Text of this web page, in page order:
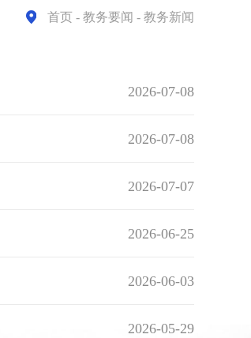
首页 - 教务要闻 - 教务新闻
2026-07-08
2026-07-08
2026-07-07
2026-06-25
2026-06-03
2026-05-29